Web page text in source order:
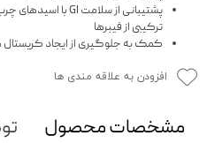
ترکیبی از فیبرها
کمک به جلوگیری از ایجاد کریستال
افزودن به علاقه مندی ها
مشخصات محصول